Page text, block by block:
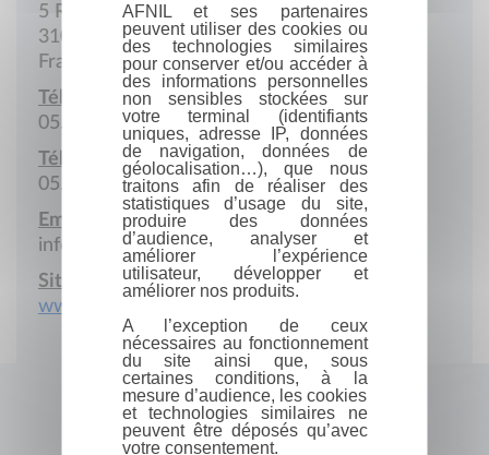
5 Rue Joutx-Aïgues
31000 Toulouse
France
Téléphone :
05.61.52.90.59
Télécopie :
05.61.52.98.59
Email :
info@artsgraphiques.fr
Site Internet :
www.artsgraphiques.fr
AFNIL et ses partenaires
peuvent utiliser des cookies ou
des technologies similaires
pour conserver et/ou accéder à
des informations personnelles
non sensibles stockées sur
votre terminal (identifiants
uniques, adresse IP, données
de navigation, données de
géolocalisation…), que nous
traitons afin de réaliser des
statistiques d’usage du site,
produire des données
d’audience, analyser et
améliorer l’expérience
utilisateur, développer et
améliorer nos produits.
A l’exception de ceux
nécessaires au fonctionnement
du site ainsi que, sous
certaines conditions, à la
mesure d’audience, les cookies
et technologies similaires ne
peuvent être déposés qu’avec
votre consentement.